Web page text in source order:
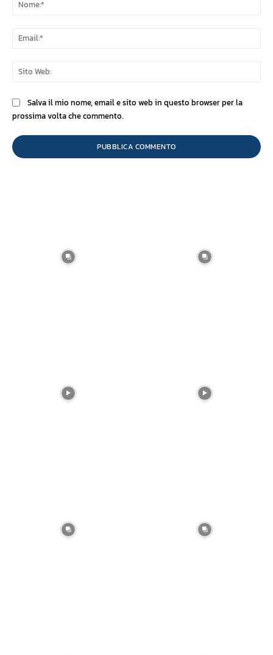
Salva il mio nome, email e sito web in questo browser per la
prossima volta che commento.